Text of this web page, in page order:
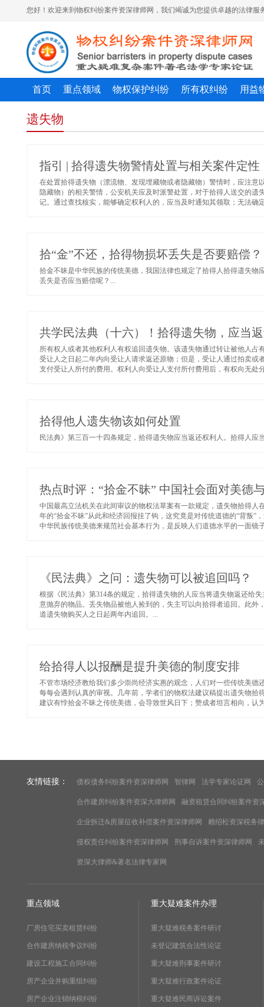
您好！欢迎来到物权纠纷案件资深律师网，我们竭诚为您提供卓越的法律服
首页 重点领域 物权保护纠纷 所有权纠纷 用益
遗失物
指引 | 拾得遗失物警情处置与相关案件定性
在处置拾得遗失物（漂流物、发现埋藏物或者隐藏物）警情时，应注
隐藏物）的相关警情，公安机关应及时派警处置，对于拾得人送交的
记。通过查找核实，能够确定权利人的，应当及时通知其领取；无法确
拾“金”不还，拾得物损坏丢失是否要赔偿？
拾金不昧是中华民族的传统美德，我国法律也规定了拾得人拾得遗失
丢失是否应当赔偿呢？...
共学民法典（十六）！拾得遗失物，应当
所有权人或者其他权利人有权追回遗失物。该遗失物通过转让被他人
受让人之日起二年内向受让人请求返还原物；但是，受让人通过拍卖
支付受让人所付的费用。权利人向受让人支付所付费用后，有权向无处
拾得他人遗失物该如何处置
民法典》第三百一十四条规定，拾得遗失物应当返还权利人。拾得人应
热点时评：“拾金不昧” 中国社会面对美德
中国最高立法机关在此间审议的物权法草案有一款规定，遗失物拾得
年的“拾金不昧”从此和经济回报挂了钩，这究竟是对传统道德的“背叛”
中华民族传统美德来规范社会基本行为，是反映人们道德水平的一面镜
《民法典》之问：遗失物可以被追回吗？
根据《民法典》第314条的规定，拾得遗失物的人应当将遗失物返还给
意抛弃的物品。丢失物品被他人捡到的，失主可以向拾得者追回。此
道遗失物购买人之日起两年内追回。...
给拾得人以报酬是提升美德的制度安排
不管市场经济教给我们多少崇尚经济实惠的观念，人们对一些传统美
每每会遇到认真的审视。几年前，学者们的物权法建议稿提出遗失物
建议有悖拾金不昧之传统美德，会导致世风日下；赞成者坦言相向，
友情链接： 债权债务纠纷案件资深律师网 智律网 法学专家论证网
合作建房纠纷案件资深大律师网 融资租赁合同纠纷案件资
企业拆迁&房屋征收补偿案件资深律师网 赖绍松资深税务
侵权责任纠纷案件资深律师网 刑事自诉案件资深律师网
资深大律师&著名法律专家网
重点领域
厂房住宅买卖租赁纠纷
合作建房纳税争议纠纷
建设工程施工合同纠纷
房产企业并购重组纠纷
房产企业注销纳税纠纷
重大疑难案件办理
重大疑难税务案件研讨
未登记建筑合法性论证
重大疑难刑事案件研讨
重大疑难行政案件论证
重大疑难民商诉讼案件